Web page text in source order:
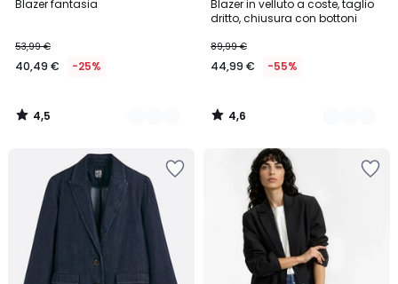
Blazer fantasia
53,99 €
40,49 € -25%
/ 5
Colori
4,5
/
Blazer in velluto a coste, taglio
dritto, chiusura con bottoni
89,99 €
44,99 € -55%
/ 5
Colori
4,6
/